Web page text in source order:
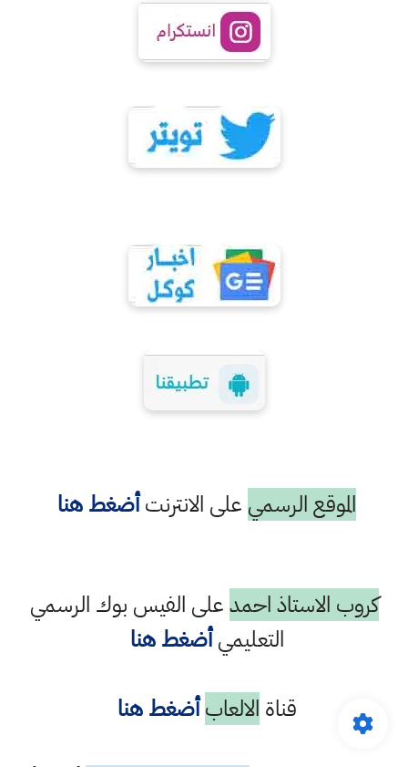
الموقع الرسمي على الانترنتأضغط هنا
كروب الاستاذ احمدعلى الفيس بوك الرسمي
التعليميأضغط هنا
قناة الالعاب أضغط هنا